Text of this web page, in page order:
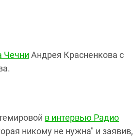
Чечни Андрея Красненкова с
в интервью Радио
никому не нужна" и заявив,